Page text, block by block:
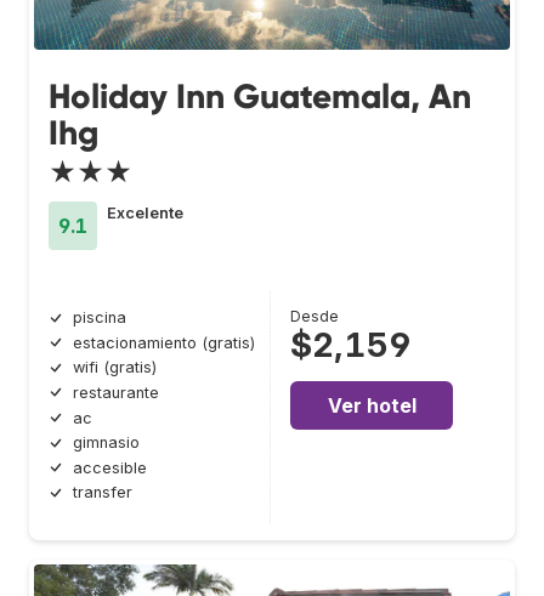
Holiday Inn Guatemala, An
Ihg
★★★
9.1
Excelente
piscina
estacionamiento (gratis)
wifi (gratis)
restaurante
ac
gimnasio
accesible
transfer
Desde
$2,159
Ver hotel